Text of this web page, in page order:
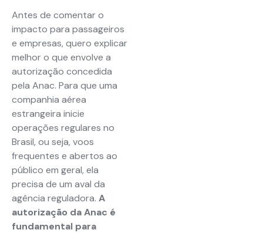
Antes de comentar o
impacto para passageiros
e empresas, quero explicar
melhor o que envolve a
autorização concedida
pela Anac. Para que uma
companhia aérea
estrangeira inicie
operações regulares no
Brasil, ou seja, voos
frequentes e abertos ao
público em geral, ela
precisa de um aval da
agência reguladora. A
autorização da Anac é
fundamental para